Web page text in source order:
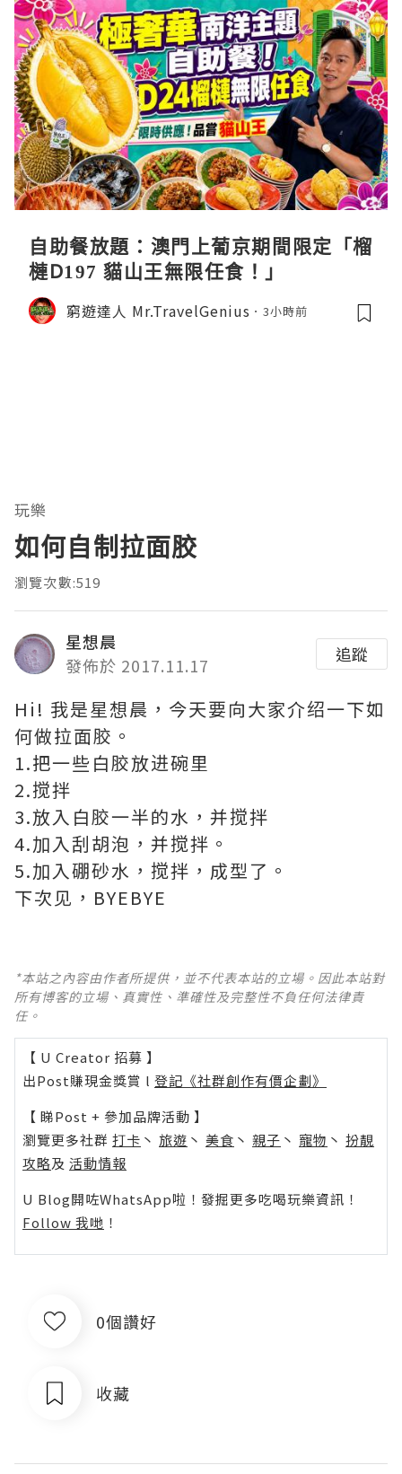
自助餐放題：澳門上葡京期間限定「榴
槤D197 貓山王無限任食！」
窮遊達人 Mr.TravelGenius 3小時前
玩樂
如何自制拉面胶
瀏覽次數:519
星想晨
發佈於 2017.11.17
追蹤
Hi! 我是星想晨，今天要向大家介绍一下如
何做拉面胶。
1.把一些白胶放进碗里
2.搅拌
3.放入白胶一半的水，并搅拌
4.加入刮胡泡，并搅拌。
5.加入硼砂水，搅拌，成型了。
下次见，BYEBYE
*本站之內容由作者所提供，並不代表本站的立場。因此本站對
所有博客的立場、真實性、準確性及完整性不負任何法律責
任。
【 U Creator 招募 】
出Post賺現金獎賞 l 登記《社群創作有價企劃》
【 睇Post + 參加品牌活動 】
瀏覽更多社群 打卡 丶 旅遊 丶 美食 丶 親子 丶 寵物 丶 扮靚
攻略及 活動情報
U Blog開咗WhatsApp啦！發掘更多吃喝玩樂資訊！
Follow 我哋 ！
0個讚好
收藏